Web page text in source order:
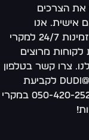
הצרכים
אנו
מתחייבים לשירות מקצועי, אמין ומהיר, עם זמינות 24/7 למקרי
מרוצים
צרו קשר בטלפון
073-7826176 או במייל dudi@dudiwater.co.il לקביעת
פגישת ייעוץ, או פנו ישירות לדודי בטלפון 050-420-2528 במקרי